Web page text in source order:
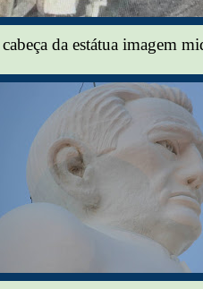
cabeça da estátua imagem